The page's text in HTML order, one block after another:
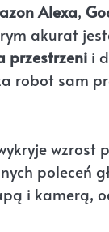
Alexa,
akurat
przestrzeni i
robot sam
wzrost
poleceń
i kamerą,